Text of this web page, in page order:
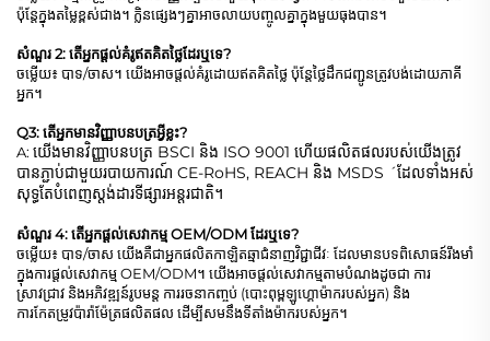
ប៉ុន្តែក្នុងតម្លៃខ្ពស់ជាង។ ក្លិនផ្សេងៗគ្នាអាចលាយបញ្ចូលគ្នាក្នុងមួយធុងបាន។
សំណួរ 2: តើអ្នកផ្តល់គំរូឥតគិតថ្លៃដែរឬទេ?
ចម្លើយ៖ បាទ/ចាស។ យើងអាចផ្តល់គំរូដោយឥតគិតថ្លៃ ប៉ុន្តែថ្លៃដឹកជញ្ជូនត្រូវបង់ដោយភាគី
អ្នក។
Q3: តើអ្នកមានវិញ្ញាបនបត្រអ្វីខ្លះ?
A: យើងមានវិញ្ញាបនបត្រ BSCI និង ISO 9001 ហើយផលិតផលរបស់យើងត្រូវ
បានភ្ជាប់ជាមួយរបាយការណ៍ CE-RoHS, REACH និង MSDS ´ដែលទាំងអស់
សុទ្ធតែបំពេញស្តង់ដារទីផ្សារអន្តរជាតិ។
សំណួរ 4: តើអ្នកផ្តល់សេវាកម្ម OEM/ODM ដែរឬទេ?
ចម្លើយ៖ បាទ/ចាស យើងគឺជាអ្នកផលិតកាឡិតឆ្មាជំនាញវិជ្ជាជីវៈ ដែលមានបទពិសោធន៍រឹងមាំ
ក្នុងការផ្តល់សេវាកម្ម OEM/ODM។ យើងអាចផ្តល់សេវាកម្មតាមបំណងដូចជា ការ
ស្រាវជ្រាវ និងអភិវឌ្ឍន៍រូបមន្ត ការរចនាកញ្ចប់ (បោះពុម្ពឡូហ្គោម៉ាករបស់អ្នក) និង
ការកែតម្រូវប៉ារ៉ាម៉ែត្រផលិតផល ដើម្បីសមនឹងទីតាំងម៉ាករបស់អ្នក។